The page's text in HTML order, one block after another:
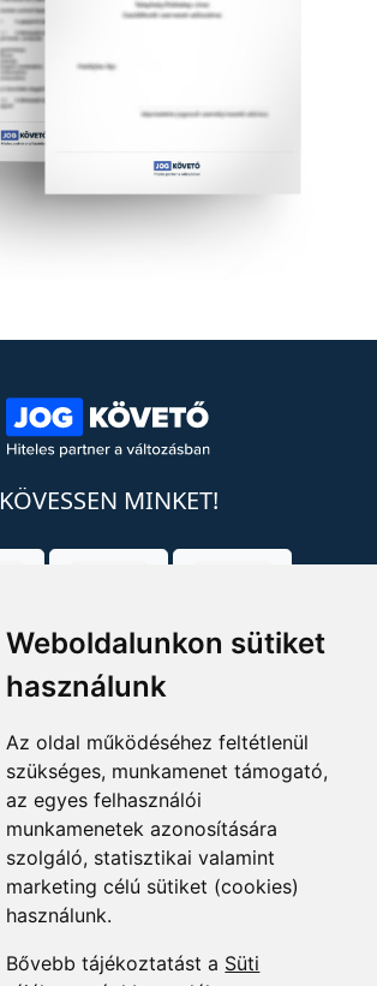
Weboldalunkon sütiket
használunk
Az oldal működéséhez feltétlenül
szükséges, munkamenet támogató,
az egyes felhasználói
munkamenetek azonosítására
szolgáló, statisztikai valamint
marketing célú sütiket (cookies)
használunk.
Bővebb tájékoztatást a Süti
KÖVESSEN MINKET!
ELÉRHETŐSÉGEK
+36 1 880 7600
info@mprx.hu